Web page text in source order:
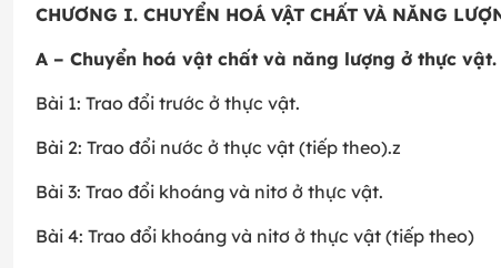
CHƯƠNG I. CHUYỂN HOÁ VẬT CHẤT VÀ NĂNG
A – Chuyển hoá vật chất và năng lượng ở thực vật.
Bài 1: Trao đổi trước ở thực vật.
Bài 2: Trao đổi nước ở thực vật (tiếp theo).z
Bài 3: Trao đổi khoáng và nitơ ở thực vật.
Bài 4: Trao đổi khoáng và nitơ ở thực vật (tiếp theo)